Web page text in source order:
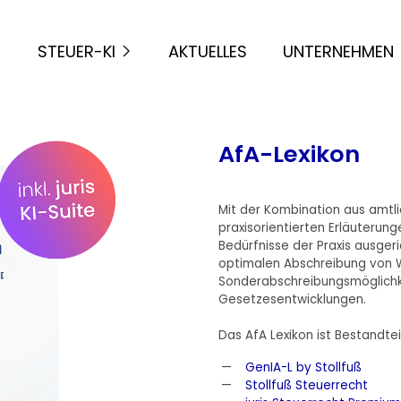
STEUER-KI AKTUELLES UNTERNEHMEN
AfA-Lexikon
Mit der Kombination aus
praxisorientierten
Bedürfnisse der Praxis
optimalen Abschreibung von
Gesetzesentwicklungen.
Das AfA Lexikon ist
GenIA-L by Stollfuß
Stollfuß Steuerrecht